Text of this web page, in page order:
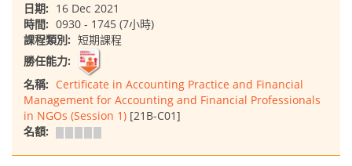
日期: 16 Dec 2021
時間: 0930 - 1745 (7小時)
課程類別: 短期課程
勝任能力:
名稱: Certificate in Accounting Practice and Financial
Management for Accounting and Financial Professionals
in NGOs (Session 1) [21B-C01]
名額: